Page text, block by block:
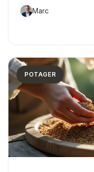
Marc
POTAGER